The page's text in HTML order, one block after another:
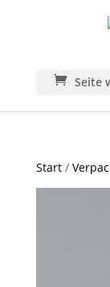
Seite
Start/